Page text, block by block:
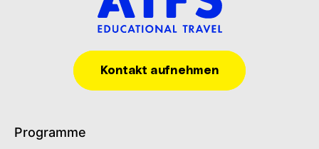
Kontakt aufnehmen
Programme